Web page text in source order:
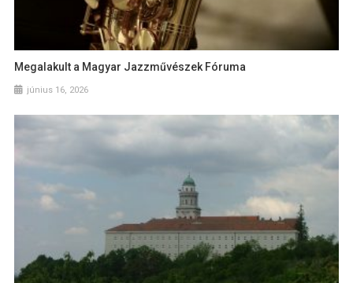
Megalakult a Magyar Jazzművészek Fóruma
június 16, 2026